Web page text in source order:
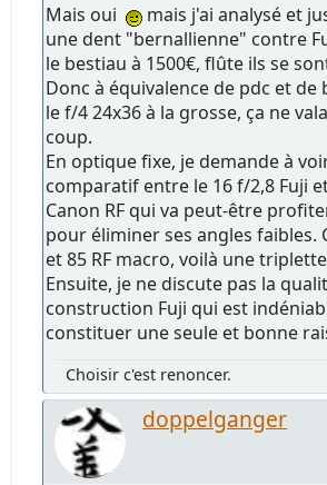
Mais oui
mais j'ai analysé et
une dent "bernallienne" contre
le bestiau à 1500€, flûte ils se
Donc à équivalence de pdc et de
le f/4 24x36 à la grosse, ça ne
coup.
En optique fixe, je demande à
comparatif entre le 16 f/2,8 Fuji
Canon RF qui va peut-être
pour éliminer ses angles faibles.
et 85 RF macro, voilà une
Ensuite, je ne discute pas la
construction Fuji qui est
constituer une seule et bonne
Choisir c'est renoncer.
doppelganger